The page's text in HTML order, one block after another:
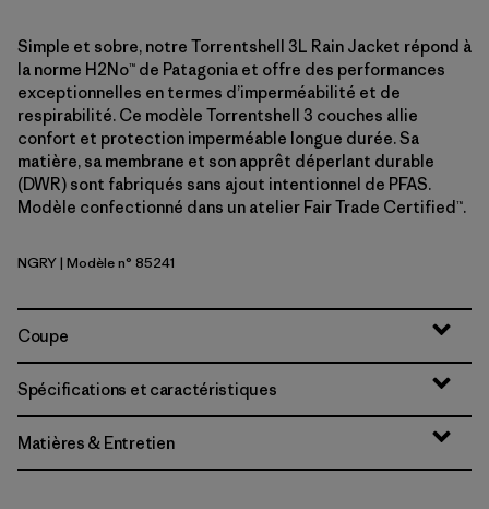
Simple et sobre, notre Torrentshell 3L Rain Jacket répond à
la norme H2No™ de Patagonia et offre des performances
exceptionnelles en termes d’imperméabilité et de
respirabilité. Ce modèle Torrentshell 3 couches allie
confort et protection imperméable longue durée. Sa
matière, sa membrane et son apprêt déperlant durable
(DWR) sont fabriqués sans ajout intentionnel de PFAS.
Modèle confectionné dans un atelier Fair Trade Certified™.
Noble Grey
NGRY| Modèle n° 85241
Coupe
Spécifications et caractéristiques
Matières & Entretien